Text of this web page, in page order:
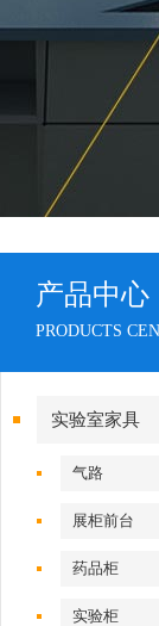
产品中心
PRODUCTS
实验室家具
气路
展柜前台
药品柜
实验柜